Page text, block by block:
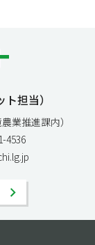
担当）
業推進課内）
4536